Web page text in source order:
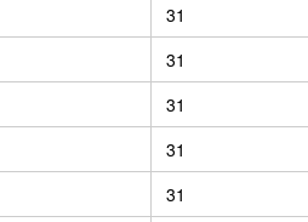
31
31
31
31
31